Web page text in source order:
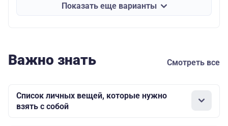
Показать еще варианты
Важно знать Смотреть все
Список личных вещей, которые нужно
взять с собой